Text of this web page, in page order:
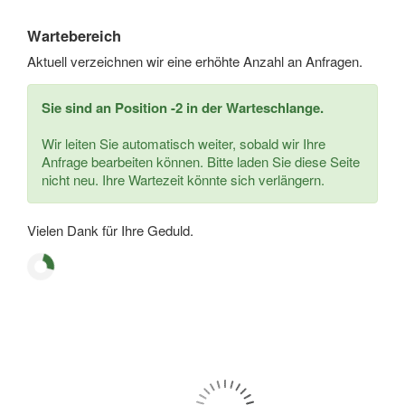
Wartebereich
Aktuell verzeichnen wir eine erhöhte Anzahl an Anfragen.
Sie sind an Position -2 in der Warteschlange.
Wir leiten Sie automatisch weiter, sobald wir Ihre
Anfrage bearbeiten können. Bitte laden Sie diese Seite
nicht neu. Ihre Wartezeit könnte sich verlängern.
Vielen Dank für Ihre Geduld.